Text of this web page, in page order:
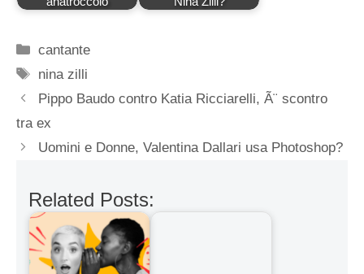
Categorie
cantante
Tag
nina zilli
Pippo Baudo contro Katia Ricciarelli, Ã¨ scontro
tra ex
Uomini e Donne, Valentina Dallari usa Photoshop?
Related Posts: